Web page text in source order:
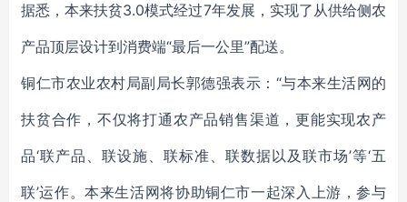
据悉，本来扶贫3.0模式经过7年发展，实现了从供给侧农
产品顶层设计到消费端“最后一公里”配送。
铜仁市农业农村局副局长郭德强表示：“与本来生活网的
扶贫合作，不仅将打通农产品销售渠道，更能实现农产
品‘联产品、联设施、联标准、联数据以及联市场’等‘五
联’运作。本来生活网将协助铜仁市一起深入上游，参与